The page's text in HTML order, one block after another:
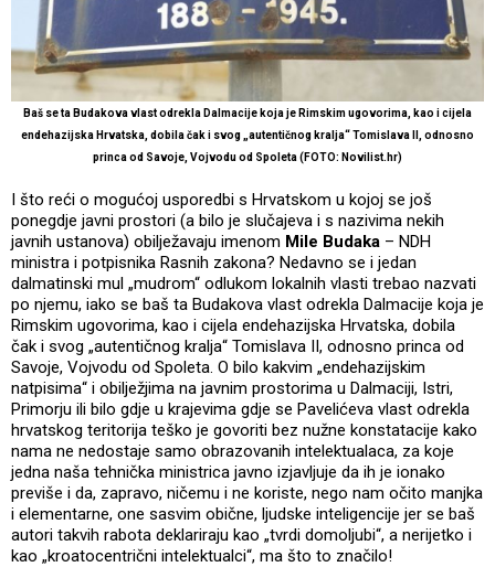
Baš se ta Budakova vlast odrekla Dalmacije koja je Rimskim ugovorima, kao i cijela
endehazijska Hrvatska, dobila čak i svog „autentičnog kralja“ Tomislava II, odnosno
princa od Savoje, Vojvodu od Spoleta (FOTO: Novilist.hr)
I što reći o mogućoj usporedbi s Hrvatskom u kojoj se još
ponegdje javni prostori (a bilo je slučajeva i s nazivima nekih
javnih ustanova) obilježavaju imenom Mile Budaka – NDH
ministra i potpisnika Rasnih zakona? Nedavno se i jedan
dalmatinski mul „mudrom“ odlukom lokalnih vlasti trebao nazvati
po njemu, iako se baš ta Budakova vlast odrekla Dalmacije koja je
Rimskim ugovorima, kao i cijela endehazijska Hrvatska, dobila
čak i svog „autentičnog kralja“ Tomislava II, odnosno princa od
Savoje, Vojvodu od Spoleta. O bilo kakvim „endehazijskim
natpisima“ i obilježjima na javnim prostorima u Dalmaciji, Istri,
Primorju ili bilo gdje u krajevima gdje se Pavelićeva vlast odrekla
hrvatskog teritorija teško je govoriti bez nužne konstatacije kako
nama ne nedostaje samo obrazovanih intelektualaca, za koje
jedna naša tehnička ministrica javno izjavljuje da ih je ionako
previše i da, zapravo, ničemu i ne koriste, nego nam očito manjka
i elementarne, one sasvim obične, ljudske inteligencije jer se baš
autori takvih rabota deklariraju kao „tvrdi domoljubi“, a nerijetko i
kao „kroatocentrični intelektualci“, ma što to značilo!